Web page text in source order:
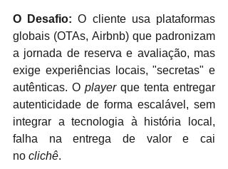
O Desafio: O cliente usa plataformas
globais (OTAs, Airbnb) que padronizam
a jornada de reserva e avaliação, mas
exige experiências locais, "secretas" e
autênticas. O player que tenta entregar
autenticidade de forma escalável, sem
integrar a tecnologia à história local,
falha na entrega de valor e cai
no clichê.